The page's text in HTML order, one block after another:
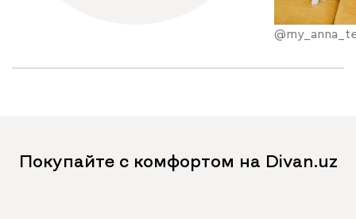
Покупайте с комфортом на Divan.uz